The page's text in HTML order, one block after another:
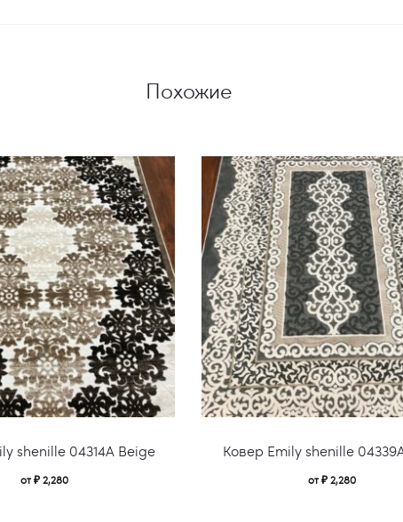
Похожие
shenille 04314A Beige
от₽2,280
Ковер Emily shenille
от₽2,280